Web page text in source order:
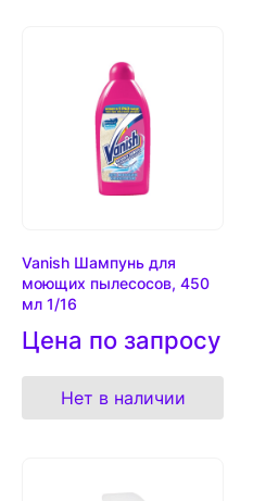
Vanish Шампунь для
моющих пылесосов, 450
мл 1/16
Цена по запросу
Нет в наличии